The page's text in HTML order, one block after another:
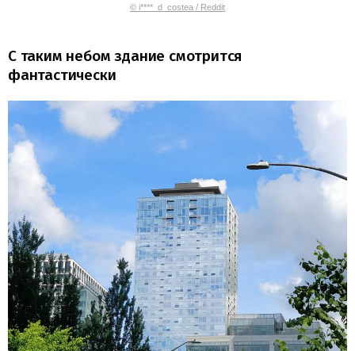
© i****_d_costea / Reddit
С таким небом здание смотрится
фантастически